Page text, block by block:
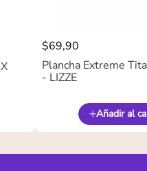
$69,90
Plancha Extreme
- LIZZE
Añadir al